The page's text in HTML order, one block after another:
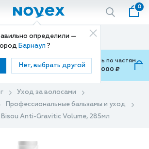
определили —
Барнаул ?
Нет, выбрать другой
0
Способ доставки
Доставка
с Подели
Можно оплатить по частям
от 700 ₽ до 15,000 ₽
Уход за волосами
Профессиональные бальзамы и уход
Bisou Anti-Gravitic Volume, 285мл